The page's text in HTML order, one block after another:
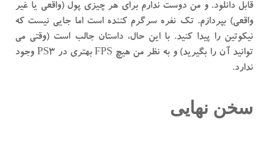
قابل دانلود. و من دوست ندارم برای هر چیزی پول (واقعی یا غیر
واقعی) بپردازم. تک نفره سرگرم کننده است اما جایی نیست که
نیکوتین را پیدا کنید. با این حال، داستان جالب است (وقتی می
توانید آن را بگیرید) و به نظر من هیچ FPS بهتری در PS3 وجود
ندارد.
سخن نهایی